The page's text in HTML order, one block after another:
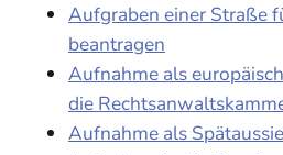
Aufgraben einer Straße
beantragen
Aufnahme als
die
Aufnahme als